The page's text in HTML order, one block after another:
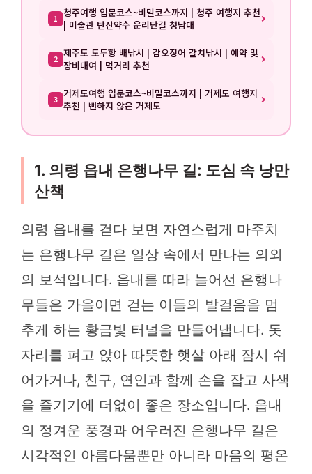
1 청주여행 입문코스~비밀코스까지 | 청주 여행지 추천
| 미술관 탄산약수 운리단길 청남대
2 제주도 도두항 배낚시 | 갑오징어 갈치낚시 | 예약 및
장비대여 | 먹거리 추천
3 거제도여행 입문코스~비밀코스까지 | 거제도 여행지
추천 | 뻔하지 않은 거제도
1. 의령 읍내 은행나무 길: 도심 속 낭만
산책
의령 읍내를 걷다 보면 자연스럽게 마주치
는 은행나무 길은 일상 속에서 만나는 의외
의 보석입니다. 읍내를 따라 늘어선 은행나
무들은 가을이면 걷는 이들의 발걸음을 멈
추게 하는 황금빛 터널을 만들어냅니다. 돗
자리를 펴고 앉아 따뜻한 햇살 아래 잠시 쉬
어가거나, 친구, 연인과 함께 손을 잡고 사색
을 즐기기에 더없이 좋은 장소입니다. 읍내
의 정겨운 풍경과 어우러진 은행나무 길은
시각적인 아름다움뿐만 아니라 마음의 평온